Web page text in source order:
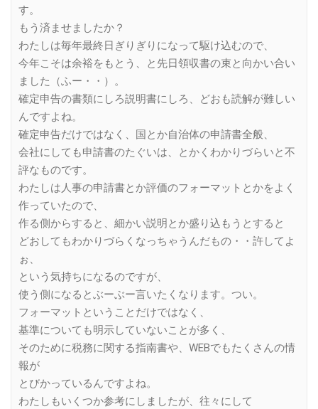
す。
もう済ませましたか？
わたしは毎年最終日ぎりぎりになって駆け込むので、
今年こそは余裕をもとう、と先日領収書の束と向かい合い
ました（ふー・・）。
確定申告の書類にしろ説明書にしろ、どおも読解が難しい
んですよね。
確定申告だけではなく、国とか自治体の申請書全般、
会社にしても申請書のたぐいは、とかくわかりづらいと不
評なものです。
わたしは人事の申請書とか評価のフォーマットとかをよく
作っていたので、
作る側からすると、細かい説明とか盛り込もうとすると
どおしてもわかりづらくなっちゃうんだもの・・許してよ
ぉ、
という気持ちになるのですが、
使う側になるとぶーぶー言いたくなります。つい。
フォーマットということだけではなく、
基準についても明示していないことが多く、
そのために税務に関する指南書や、WEBでもたくさんの情
報が
とびかっているんですよね。
わたしもいくつか参考にしましたが、往々にして